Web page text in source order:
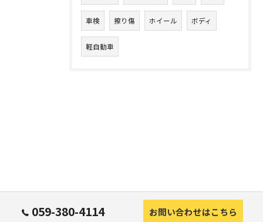
車検 擦り傷 ホイール ボディ
軽自動車
059-380-4114 お問い合わせはこちら